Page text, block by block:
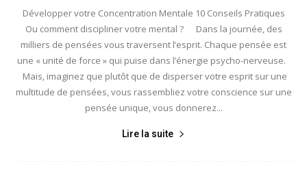
Développer votre Concentration Mentale 10 Conseils Pratiques
Ou comment discipliner votre mental ? Dans la journée, des
milliers de pensées vous traversent l’esprit. Chaque pensée est
une « unité de force » qui puise dans l’énergie psycho-nerveuse.
Mais, imaginez que plutôt que de disperser votre esprit sur une
multitude de pensées, vous rassembliez votre conscience sur une
pensée unique, vous donnerez...
Lire la suite